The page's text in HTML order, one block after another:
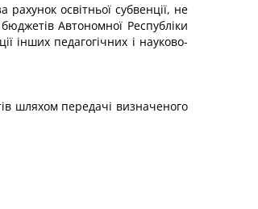
освітньої субвенції, не
Автономної Республіки
інших педагогічних і науково-
шляхом передачі визначеного